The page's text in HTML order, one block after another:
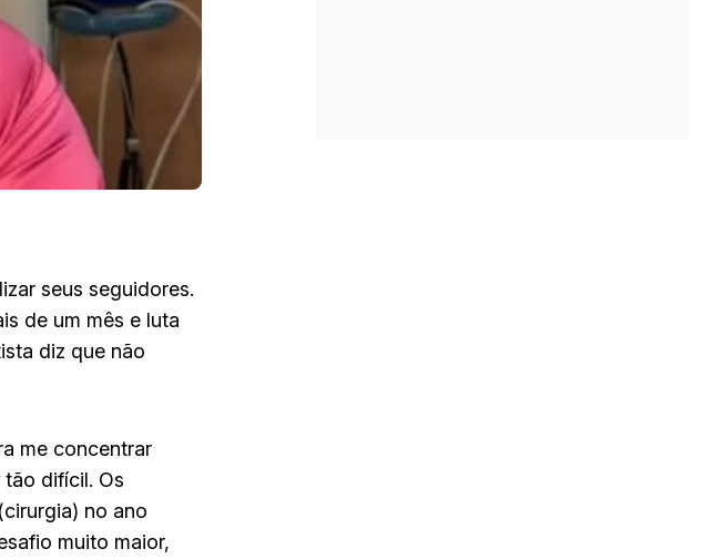
seus seguidores.
de um mês e luta
diz que não
me concentrar
difícil. Os
no ano
muito maior,